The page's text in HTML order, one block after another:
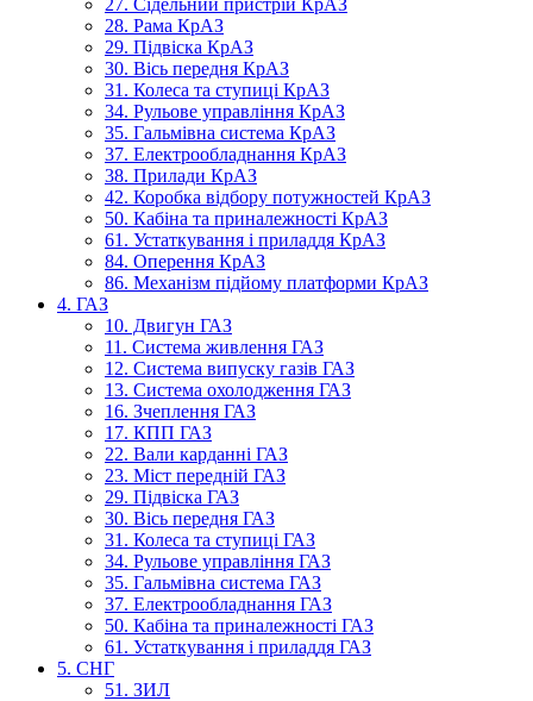
27. Сідельний пристрій КрАЗ
28. Рама КрАЗ
29. Підвіска КрАЗ
30. Вісь передня КрАЗ
31. Колеса та ступиці КрАЗ
34. Рульове управління КрАЗ
35. Гальмівна система КрАЗ
37. Електрообладнання КрАЗ
38. Прилади КрАЗ
42. Коробка відбору потужностей КрАЗ
50. Кабіна та приналежності КрАЗ
61. Устаткування і приладдя КрАЗ
84. Оперення КрАЗ
86. Механізм підйому платформи КрАЗ
4. ГАЗ
10. Двигун ГАЗ
11. Система живлення ГАЗ
12. Система випуску газів ГАЗ
13. Система охолодження ГАЗ
16. Зчеплення ГАЗ
17. КПП ГАЗ
22. Вали карданні ГАЗ
23. Міст передній ГАЗ
29. Підвіска ГАЗ
30. Вісь передня ГАЗ
31. Колеса та ступиці ГАЗ
34. Рульове управління ГАЗ
35. Гальмівна система ГАЗ
37. Електрообладнання ГАЗ
50. Кабіна та приналежності ГАЗ
61. Устаткування і приладдя ГАЗ
5. СНГ
51. ЗИЛ